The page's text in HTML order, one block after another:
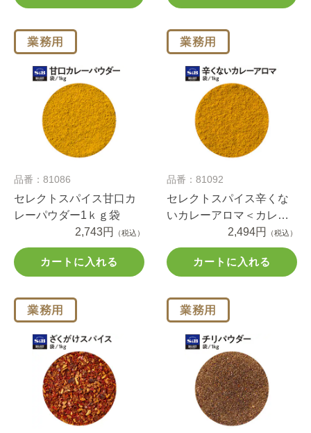
品番：81086
セレクトスパイス甘口カ
レーパウダー1ｋｇ袋
2,743円
（税込）
カートに入れる
品番：81092
セレクトスパイス辛くな
いカレーアロマ＜カレー
パウダー＞1ｋｇ袋
2,494円 （税込）
カートに入れる